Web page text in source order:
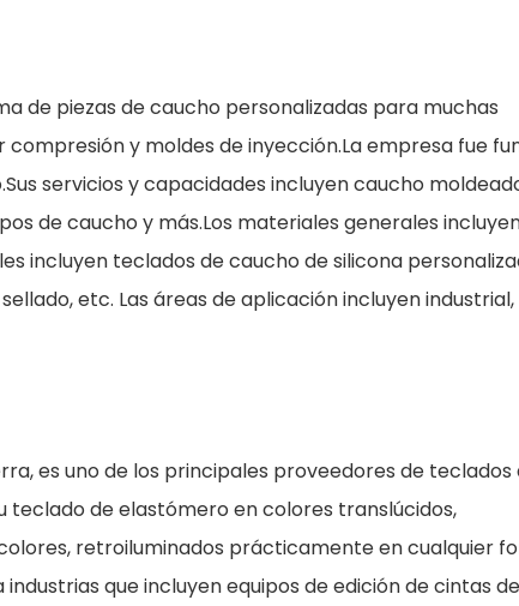
de piezas de caucho personalizadas para muchas
y moldes de inyección.La empresa fue
servicios y capacidades incluyen caucho
de caucho y más.Los materiales generales
incluyen teclados de caucho de silicona
etc. Las áreas de aplicación incluyen industrial,
es uno de los principales proveedores de teclados
de elastómero en colores translúcidos,
retroiluminados prácticamente en cualquier
que incluyen equipos de edición de cintas